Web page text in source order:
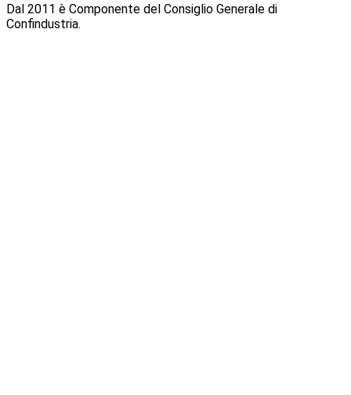
Dal 2011 è Componente del Consiglio Generale di
Confindustria.